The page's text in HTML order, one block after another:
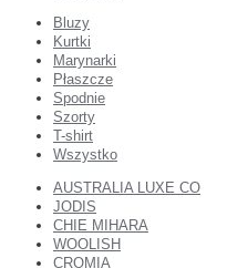
Bluzy
Kurtki
Marynarki
Płaszcze
Spodnie
Szorty
T-shirt
Wszystko
AUSTRALIA LUXE CO
JODIS
CHIE MIHARA
WOOLISH
CROMIA